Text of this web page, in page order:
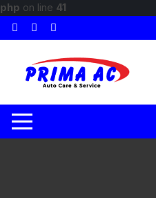
php on line 41